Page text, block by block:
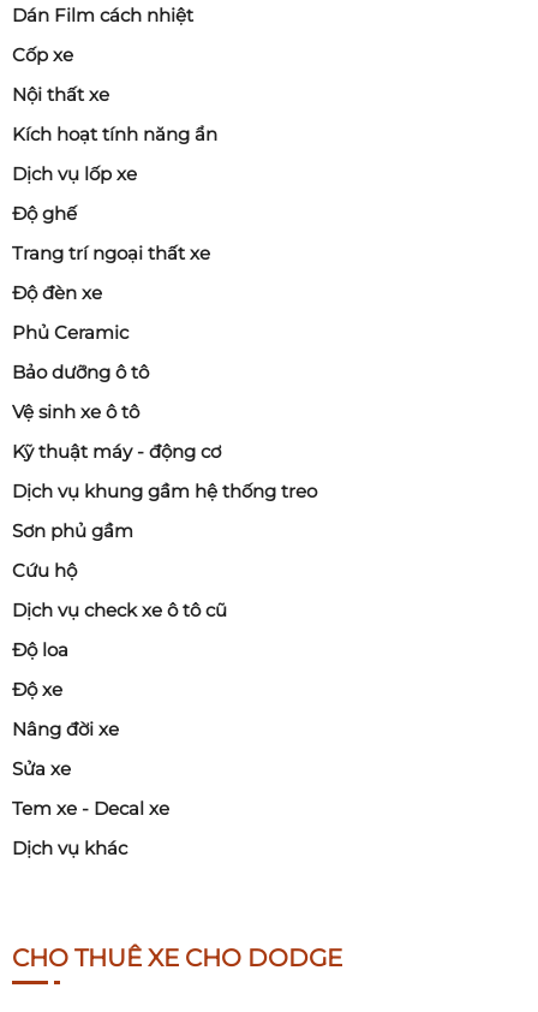
Dán Film cách nhiệt
Cốp xe
Nội thất xe
Kích hoạt tính năng ẩn
Dịch vụ lốp xe
Độ ghế
Trang trí ngoại thất xe
Độ đèn xe
Phủ Ceramic
Bảo dưỡng ô tô
Vệ sinh xe ô tô
Kỹ thuật máy - động cơ
Dịch vụ khung gầm hệ thống treo
Sơn phủ gầm
Cứu hộ
Dịch vụ check xe ô tô cũ
Độ loa
Độ xe
Nâng đời xe
Sửa xe
Tem xe - Decal xe
Dịch vụ khác
CHO THUÊ XE CHO DODGE